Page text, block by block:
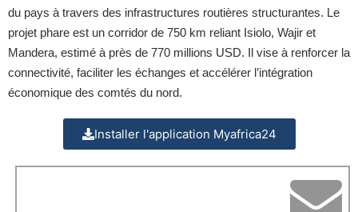
du pays à travers des infrastructures routières structurantes. Le
projet phare est un corridor de 750 km reliant Isiolo, Wajir et
Mandera, estimé à près de 770 millions USD. Il vise à renforcer la
connectivité, faciliter les échanges et accélérer l’intégration
économique des comtés du nord.
Installer l'application Myafrica24